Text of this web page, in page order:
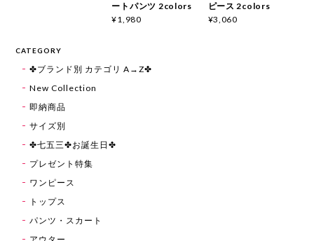
ートパンツ 2colors
¥1,980
ピース 2colors
¥3,060
CATEGORY
✤ブランド別 カテゴリ A→Z✤
New Collection
即納商品
サイズ別
✤七五三✤お誕生日✤
プレゼント特集
ワンピース
トップス
パンツ・スカート